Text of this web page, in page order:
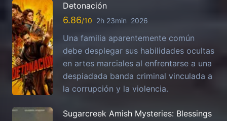
Detonación
6.86 2h 23min 2026
Una familia aparentemente común
debe desplegar sus habilidades ocultas
en artes marciales al enfrentarse a una
despiadada banda criminal vinculada a
la corrupción y la violencia.
Sugarcreek Amish Mysteries: Blessings